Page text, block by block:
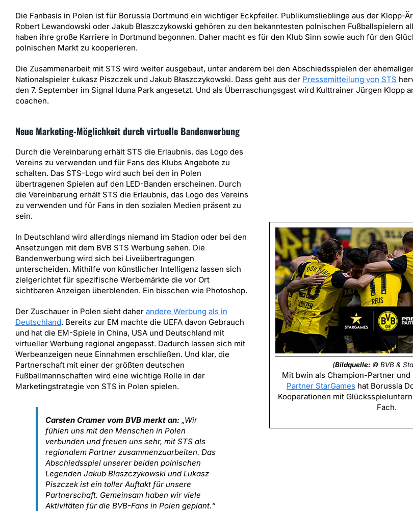
Die Fanbasis in Polen ist für Borussia Dortmund ein wichtiger Eckpfeiler. Publikumslieblinge aus der Klopp-
Robert Lewandowski oder Jakub Blaszczykowski gehören zu den bekanntesten polnischen Fußballspielern
haben ihre große Karriere in Dortmund begonnen. Daher macht es für den Klub Sinn sowie auch für den
polnischen Markt zu kooperieren.
Die Zusammenarbeit mit STS wird weiter ausgebaut, unter anderem bei den Abschiedsspielen der
Nationalspieler Łukasz Piszczek und Jakub Błaszczykowski. Dass geht aus der Pressemitteilung von STS
den 7. September im Signal Iduna Park angesetzt. Und als Überraschungsgast wird Kulttrainer Jürgen Klopp
coachen.
Neue Marketing-Möglichkeit durch virtuelle Bandenwerbung
Durch die Vereinbarung erhält STS die Erlaubnis, das Logo des
Vereins zu verwenden und für Fans des Klubs Angebote zu
schalten. Das STS-Logo wird auch bei den in Polen
übertragenen Spielen auf den LED-Banden erscheinen. Durch
die Vereinbarung erhält STS die Erlaubnis, das Logo des Vereins
zu verwenden und für Fans in den sozialen Medien präsent zu
sein.
In Deutschland wird allerdings niemand im Stadion oder bei den
Ansetzungen mit dem BVB STS Werbung sehen. Die
Bandenwerbung wird sich bei Liveübertragungen
unterscheiden. Mithilfe von künstlicher Intelligenz lassen sich
zielgerichtet für spezifische Werbemärkte die vor Ort
sichtbaren Anzeigen überblenden. Ein bisschen wie Photoshop.
Der Zuschauer in Polen sieht daher andere Werbung als in
Deutschland. Bereits zur EM machte die UEFA davon Gebrauch
und hat die EM-Spiele in China, USA und Deutschland mit
virtueller Werbung regional angepasst. Dadurch lassen sich mit
Werbeanzeigen neue Einnahmen erschließen. Und klar, die
Partnerschaft mit einer der größten deutschen
Fußballmannschaften wird eine wichtige Rolle in der
Marketingstrategie von STS in Polen spielen.
Carsten Cramer vom BVB merkt an:„Wir
fühlen uns mit den Menschen in Polen
verbunden und freuen uns sehr, mit STS als
regionalem Partner zusammenzuarbeiten. Das
Abschiedsspiel unserer beiden polnischen
Legenden Jakub Blaszczykowski und Lukasz
Piszczek ist ein toller Auftakt für unsere
Partnerschaft. Gemeinsam haben wir viele
Aktivitäten für die BVB-Fans in Polen geplant.“
(Bildquelle:© BVB &
Mit bwin als Champion-Partner und
Partner StarGames hat Borussia
Kooperationen mit
Fach.